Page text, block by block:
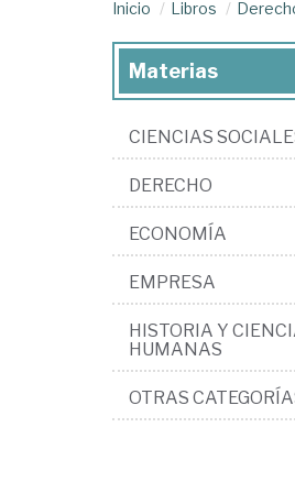
Inicio Libros
Materias
CIENCIAS
DERECHO
ECONOMÍA
EMPRESA
HISTORIA Y
HUMANAS
OTRAS